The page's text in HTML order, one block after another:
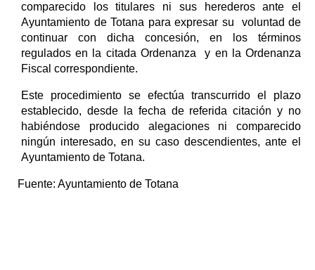
comparecido los titulares ni sus herederos ante el
Ayuntamiento de Totana para expresar su voluntad de
continuar con dicha concesión, en los términos
regulados en la citada Ordenanza y en la Ordenanza
Fiscal correspondiente.
Este procedimiento se efectúa transcurrido el plazo
establecido, desde la fecha de referida citación y no
habiéndose producido alegaciones ni comparecido
ningún interesado, en su caso descendientes, ante el
Ayuntamiento de Totana.
Fuente: Ayuntamiento de Totana